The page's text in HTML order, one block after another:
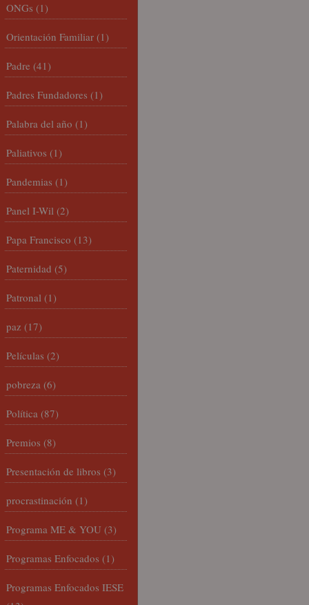
ONGs (1)
Orientación Familiar (1)
Padre (41)
Padres Fundadores (1)
Palabra del año (1)
Paliativos (1)
Pandemias (1)
Panel I-Wil (2)
Papa Francisco (13)
Paternidad (5)
Patronal (1)
paz (17)
Películas (2)
pobreza (6)
Política (87)
Premios (8)
Presentación de libros (3)
procrastinación (1)
Programa ME & YOU (3)
Programas Enfocados (1)
Programas Enfocados IESE